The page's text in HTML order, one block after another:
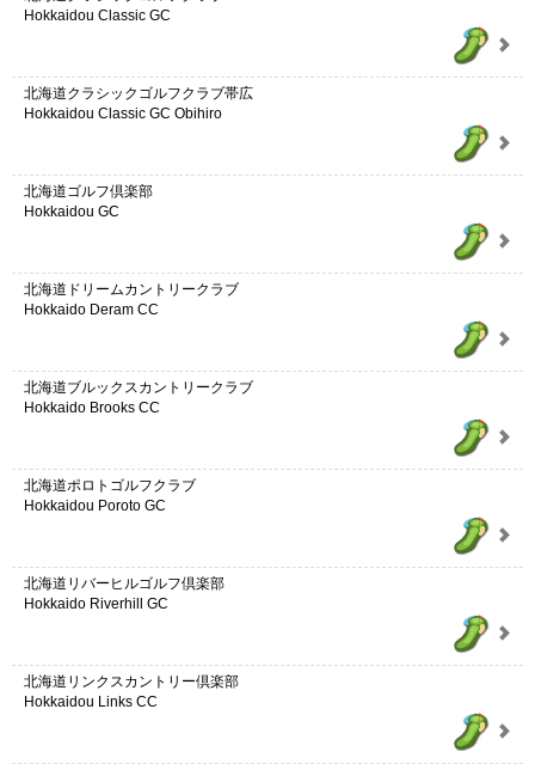
Hokkaidou Classic GC
北海道クラシックゴルフクラブ帯広
Hokkaidou Classic GC Obihiro
北海道ゴルフ倶楽部
Hokkaidou GC
北海道ドリームカントリークラブ
Hokkaido Deram CC
北海道ブルックスカントリークラブ
Hokkaido Brooks CC
北海道ポロトゴルフクラブ
Hokkaidou Poroto GC
北海道リバーヒルゴルフ倶楽部
Hokkaido Riverhill GC
北海道リンクスカントリー倶楽部
Hokkaidou Links CC